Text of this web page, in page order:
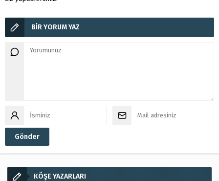
BİR YORUM YAZ
KÖŞE YAZARLARI